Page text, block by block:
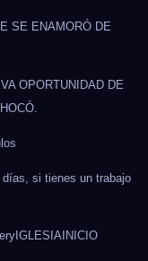
SE ENAMORÓ DE
OPORTUNIDAD DE
si tienes un trabajo
IGLESIAINICIO